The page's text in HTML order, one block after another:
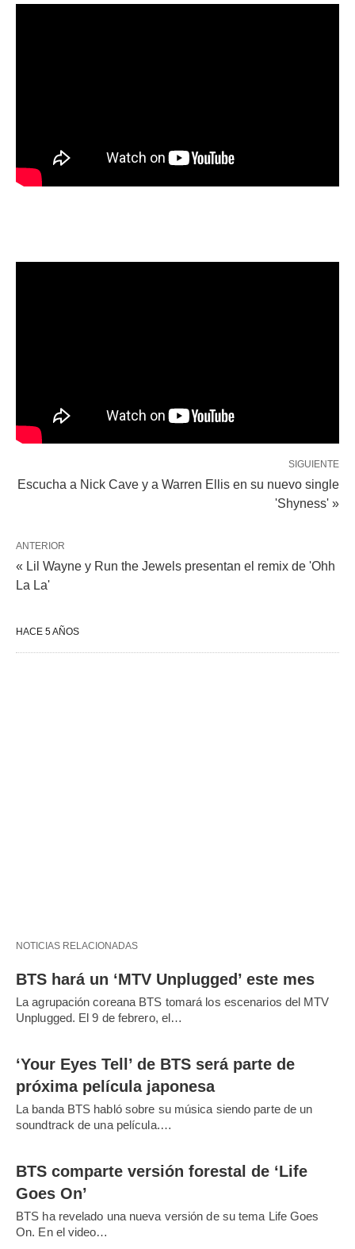
SIGUIENTE
Escucha a Nick Cave y a Warren Ellis en su nuevo single
'Shyness' »
ANTERIOR
« Lil Wayne y Run the Jewels presentan el remix de 'Ohh
La La'
HACE 5 AÑOS
NOTICIAS RELACIONADAS
BTS hará un ‘MTV Unplugged’ este mes
La agrupación coreana BTS tomará los escenarios del MTV
Unplugged. El 9 de febrero, el…
‘Your Eyes Tell’ de BTS será parte de
próxima película japonesa
La banda BTS habló sobre su música siendo parte de un
soundtrack de una película.…
BTS comparte versión forestal de ‘Life
Goes On’
BTS ha revelado una nueva versión de su tema Life Goes
On. En el video…